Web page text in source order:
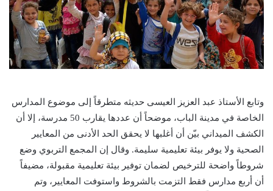
وتابع الأستاذ عبد العزيز العيسى حديثه متطرقاً إلى موضوع المدارس
الخاصة في مدينة الباب، موضحاً أن عددها يقارب 50 مدرسة، إلا أن
الكشف الميداني بيّن أن أغلبها لا يحقق الحد الأدنى من المعايير
الصحية ولا يوفر بيئة تعليمية سليمة. وقال إن المجمع التربوي وضع
شروطاً واضحة للترخيص لضمان توفير بيئة تعليمية مقبولة، مضيفاً
أن أربع مدارس فقط التزمت بالشروط واستوفت المعايير، وتم